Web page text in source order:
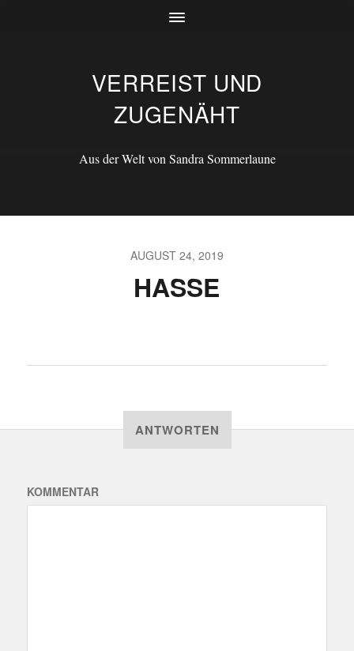
VERREIST UND
ZUGENÄHT
Aus der Welt von Sandra Sommerlaune
AUGUST 24, 2019
HASSE
ANTWORTEN
KOMMENTAR